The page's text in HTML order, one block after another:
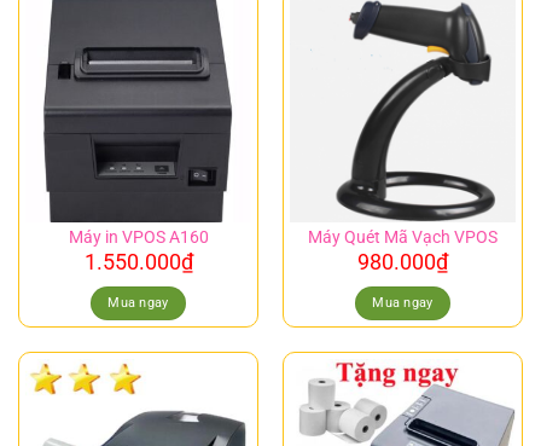
Máy in VPOS A160
1.550.000₫
Mua ngay
Máy Quét Mã Vạch VPOS
980.000₫
Mua ngay